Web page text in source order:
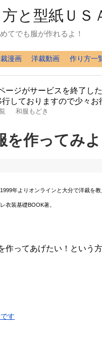
てでも服が作れるよ！
漫画 洋裁動画 作り方一
ージがサービスを終了し
しておりますので少々
和服もどき
を作ってみよ
年よりオンラインと大分で洋裁を
衣装基礎BOOK著。
作ってあげたい！という
す